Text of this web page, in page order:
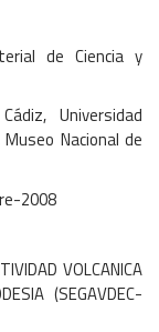
de Ciencia y
Universidad
Nacional de
2008
VOLCANICA
(SEGAVDEC-